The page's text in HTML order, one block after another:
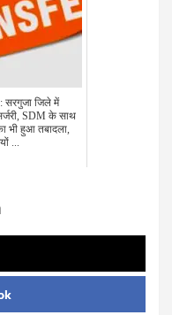
सरगुजा जिले में
SDM के साथ
भी हुआ तबादला,
...